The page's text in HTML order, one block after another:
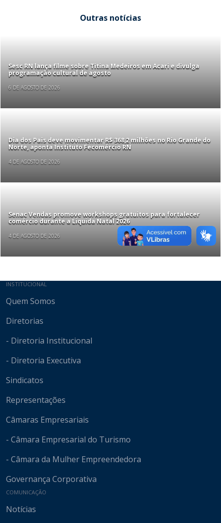
Outras notícias
Sesc RN lança filme sobre Titina Medeiros em Acari e divulga
programação cultural de agosto
6 DE AGOSTO DE 2026
Dia dos Pais deve movimentar R$ 368,2 milhões no Rio Grande do
Norte, aponta Instituto Fecomércio RN
4 DE AGOSTO DE 2026
Senac Vendas promove workshops gratuitos para fortalecer
comércio durante a Liquida Natal 2026
4 DE AGOSTO DE 2026
Mapa do site
INSTITUCIONAL
Quem Somos
Diretorias
- Diretoria Institucional
- Diretoria Executiva
Sindicatos
Representações
Câmaras Empresariais
- Câmara Empresarial do Turismo
- Câmara da Mulher Empreendedora
Governança Corporativa
COMUNICAÇÃO
Notícias